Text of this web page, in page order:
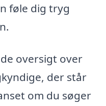
føle dig tryg
oversigt over
der står
om du søger